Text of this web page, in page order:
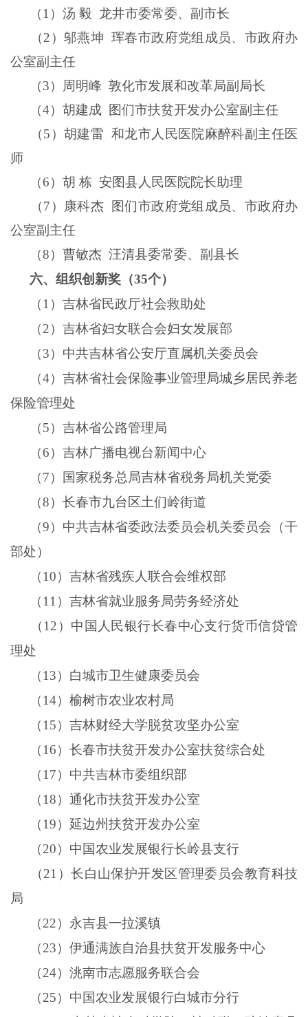
（1 ）汤 毅 龙井市委常委、副市长
（2 ）邬燕坤 珲春市政府党组成员、市政府办
公室副主任
（3）周明峰 敦化市发展和改革局副局长
（4）胡建成
图们市扶贫开发办公室副主任
（5 ）胡建雷 和龙市人民医院麻醉科副主任医
师
（6）胡 栋 安图县人民医院院长助理
（7 ）康科杰
图们市政府党组成员、市政府办
公室副主任
（8）曹敏杰 汪清县委常委、副县长
六、组织创新奖（35个）
（1 ）吉林省民政厅社会救助处
（2）吉林省妇女联合会妇女发展部
（3）中共吉林省公安厅直属机关委员会
（4）吉林省社会保险事业管理局城乡居民养老
保险管理处
（5）吉林省公路管理局
（6）吉林广播电视台新闻中心
（7）国家税务总局吉林省税务局机关党委
（8）长春市九台区土们岭街道
（9）中共吉林省委政法委员会机关委员会（干
部处）
（10）吉林省残疾人联合会维权部
（11 ）吉林省就业服务局劳务经济处
（12 ）中国人民银行长春中心支行货币信贷管
理处
（13）白城市卫生健康委员会
（14）榆树市农业农村局
（15）吉林财经大学脱贫攻坚办公室
（16）长春市扶贫开发办公室扶贫综合处
（17）中共吉林市委组织部
（18）通化市扶贫开发办公室
（19）延边州扶贫开发办公室
（20）中国农业发展银行长岭县支行
（21 ）长白山保护开发区管理委员会教育科技
局
（22）永吉县一拉溪镇
（23）伊通满族自治县扶贫开发服务中心
（24）洮南市志愿服务联合会
（25）中国农业发展银行白城市分行